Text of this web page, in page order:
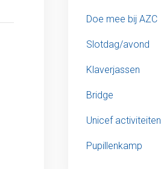
Doe mee bij AZC
Slotdag/avond
Klaverjassen
Bridge
Unicef activiteiten
Pupillenkamp